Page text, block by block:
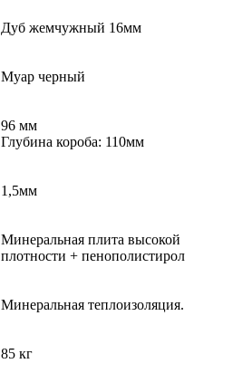
Дуб жемчужный 16мм
Муар черный
96 мм
Глубина короба: 110мм
1,5мм
Минеральная плита высокой
плотности + пенополистирол
Минеральная теплоизоляция.
85 кг